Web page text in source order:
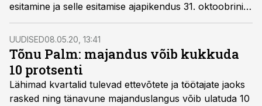
esitamine ja selle esitamise ajapikendus 31. oktoobrini,
mille tõi kaasa eriolukord.
UUDISED08.05.20, 13:41
Tõnu Palm: majandus võib kukkuda
10 protsenti
Lähimad kvartalid tulevad ettevõtete ja töötajate jaoks
rasked ning tänavune majanduslangus võib ulatuda 10